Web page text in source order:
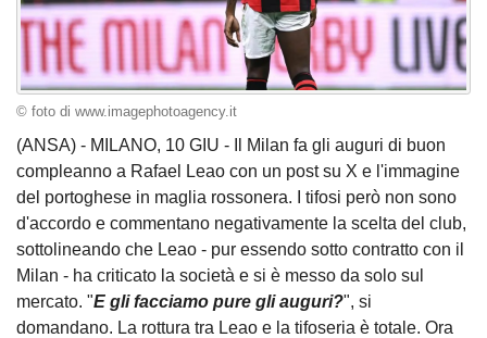
© foto di www.imagephotoagency.it
(ANSA) - MILANO, 10 GIU - Il Milan fa gli auguri di buon
compleanno a Rafael Leao con un post su X e l'immagine
del portoghese in maglia rossonera. I tifosi però non sono
d'accordo e commentano negativamente la scelta del club,
sottolineando che Leao - pur essendo sotto contratto con il
Milan - ha criticato la società e si è messo da solo sul
mercato. "E gli facciamo pure gli auguri?", si
domandano. La rottura tra Leao e la tifoseria è totale. Ora